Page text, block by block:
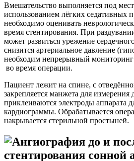
Вмешательство выполняется под
использованием лёгких седативных
необходимо оценивать
время стентирования. При
может развиться урежение
снизится артериальное давление
необходим непрерывный мониторинг
во время операции.
Пациент лежит на спине, с
закрепляется манжета для измерения
приклеиваются электроды аппарата
кардиограммы. Обрабатывается
накрывается стерильной простыней.